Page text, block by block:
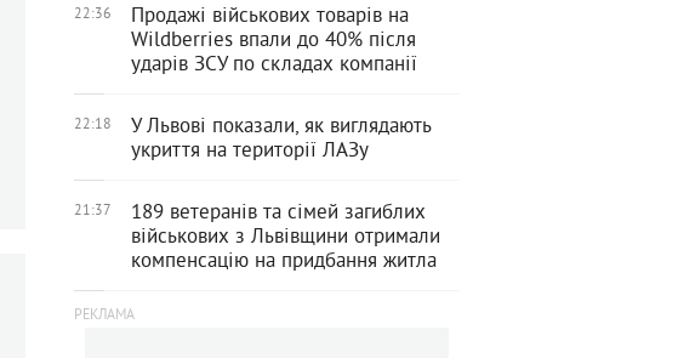
22:36
Продажі військових товарів на
Wildberries впали до 40% після
ударів ЗСУ по складах компанії
22:18
У Львові показали, як виглядають
укриття на території ЛАЗу
21:37
189 ветеранів та сімей загиблих
військових з Львівщини отримали
компенсацію на придбання житла